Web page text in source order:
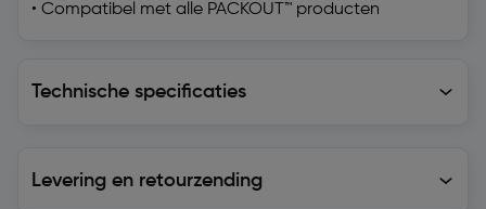
• Compatibel met alle PACKOUT™ producten
Technische specificaties
Levering en retourzending